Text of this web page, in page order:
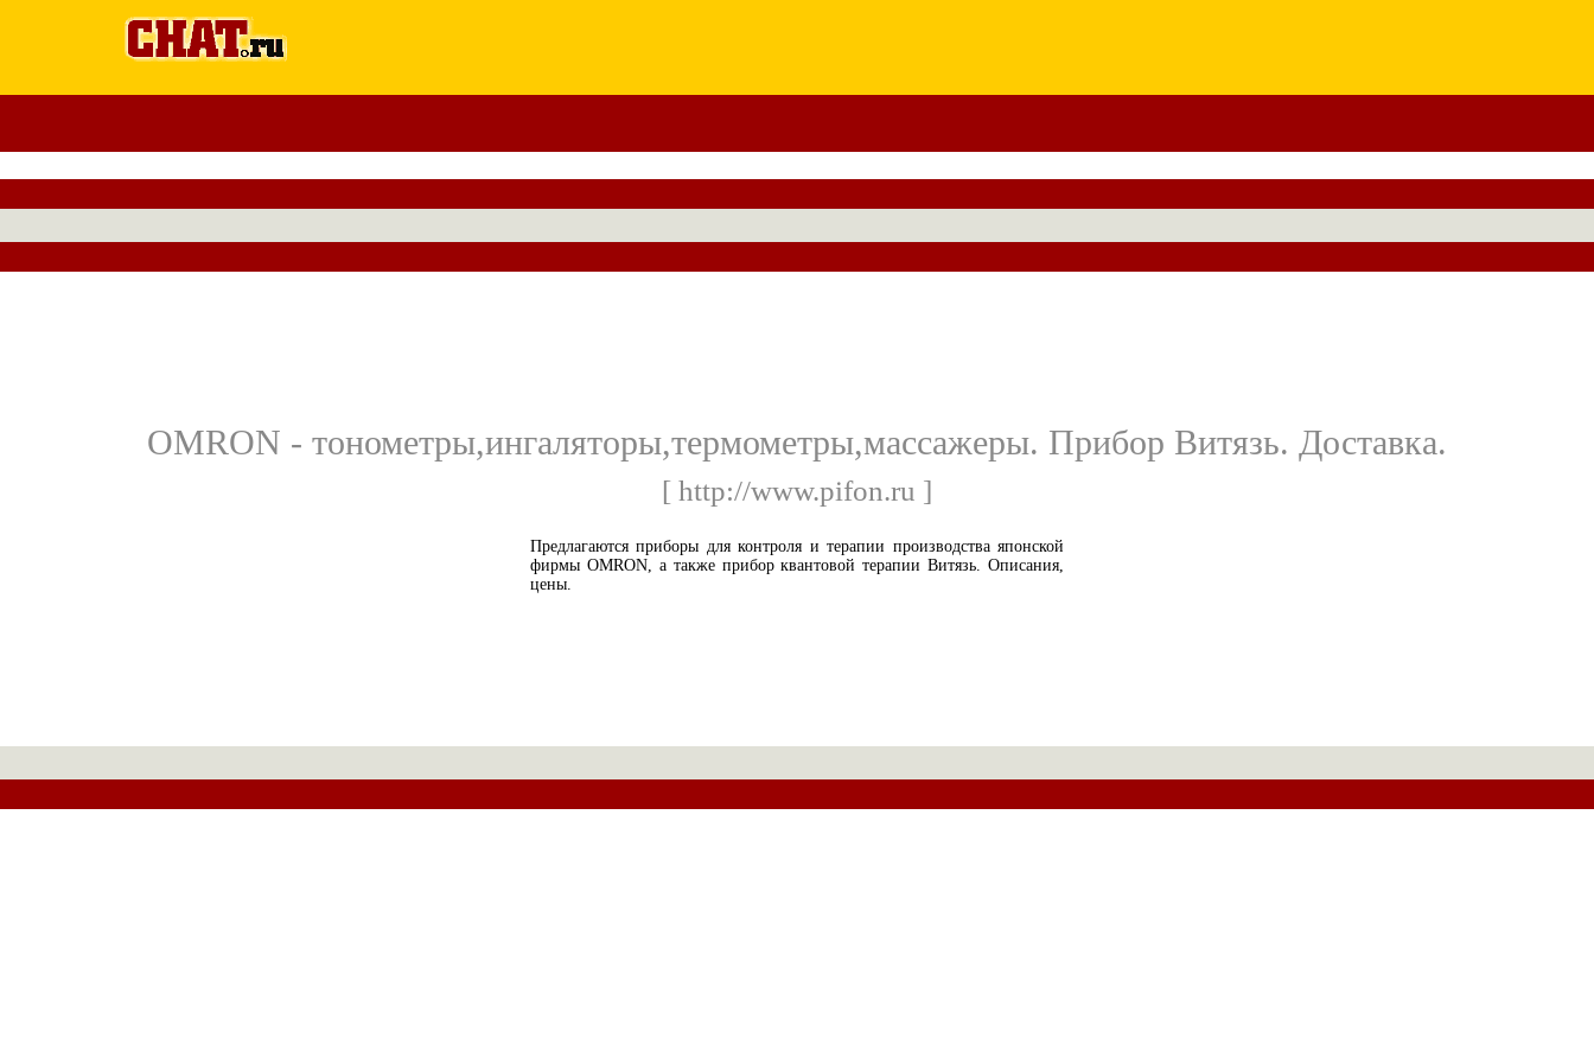
OMRON - тонометры,ингаляторы,термометры,массажеры. Прибор Витязь. Доставка.
[ http://www.pifon.ru ]
Предлагаются приборы для контроля и терапии производства японской
фирмы OMRON, а также прибор квантовой терапии Витязь. Описания,
цены.